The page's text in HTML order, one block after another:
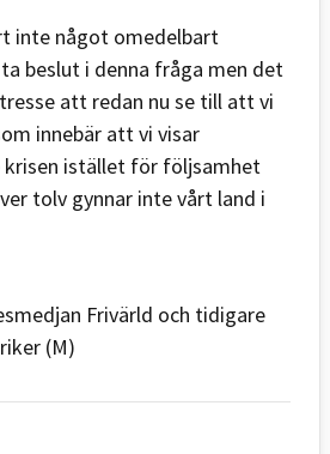
inte något omedelbart
beslut i denna fråga men det
att redan nu se till att vi
innebär att vi visar
istället för följsamhet
tolv gynnar inte vårt land i
Frivärld och tidigare
(M)